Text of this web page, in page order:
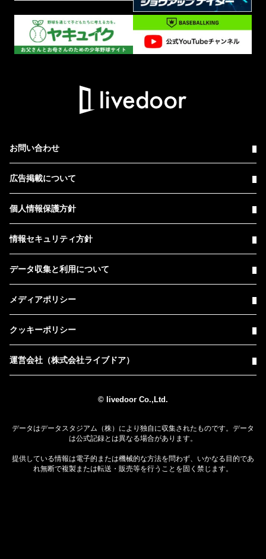
お問い合わせ
広告掲載について
個人情報保護方針
情報セキュリティ方針
データ収集と利用について
メディアポリシー
クッキーポリシー
運営会社（株式会社ライブドア）
© livedoor Co.,Ltd.
データはデータスタジアム（株）により独自に収集されたものです。データ
は公式記録とは異なる場合があります。
提供している情報は電子的または機械的な方法を問わず、いかなる目的であ
れ無断で複製または転送・販売等を行うことを固く禁じます。